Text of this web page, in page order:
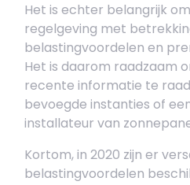
Het is echter belangrijk
regelgeving met
belastingvoordelen en
Het is daarom raadzaam
recente informatie te
bevoegde instanties of
installateur van
Kortom, in 2020 zijn er
belastingvoordelen